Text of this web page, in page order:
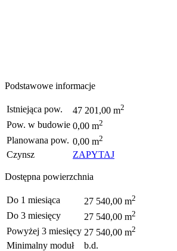
Podstawowe informacje
Istniejąca pow. 47 201,00 m2
Pow. w budowie 0,00 m2
Planowana pow. 0,00 m2
Czynsz ZAPYTAJ
Dostępna powierzchnia
Do 1 miesiąca 27 540,00 m2
Do 3 miesięcy 27 540,00 m2
Powyżej 3 miesięcy 27 540,00 m2
Minimalny moduł
b.d.